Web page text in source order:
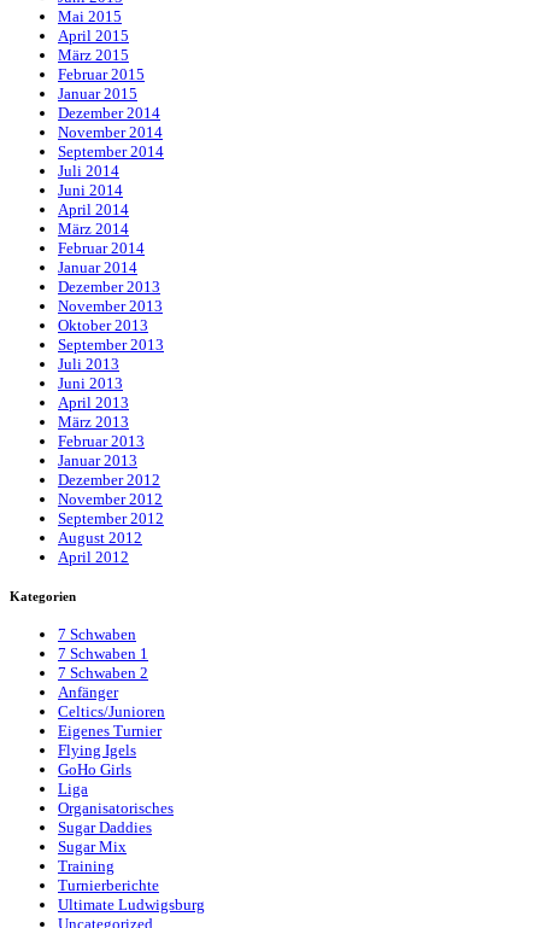
Mai 2015
April 2015
März 2015
Februar 2015
Januar 2015
Dezember 2014
November 2014
September 2014
Juli 2014
Juni 2014
April 2014
März 2014
Februar 2014
Januar 2014
Dezember 2013
November 2013
Oktober 2013
September 2013
Juli 2013
Juni 2013
April 2013
März 2013
Februar 2013
Januar 2013
Dezember 2012
November 2012
September 2012
August 2012
April 2012
Kategorien
7 Schwaben
7 Schwaben 1
7 Schwaben 2
Anfänger
Celtics/Junioren
Eigenes Turnier
Flying Igels
GoHo Girls
Liga
Organisatorisches
Sugar Daddies
Sugar Mix
Training
Turnierberichte
Ultimate Ludwigsburg
Uncategorized